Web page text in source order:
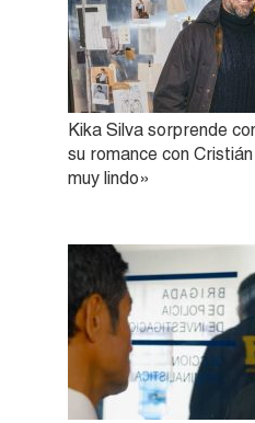
Kika Silva sorprende
su romance con
muy lindo»